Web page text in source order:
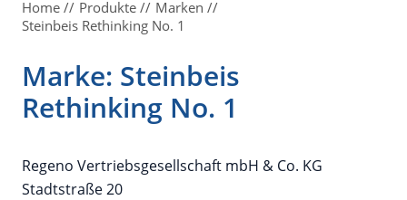
Home Produkte
Marken
Steinbeis Rethinking No. 1
Marke: Steinbeis
Rethinking No. 1
Regeno Vertriebsgesellschaft mbH & Co. KG
Stadtstraße 20